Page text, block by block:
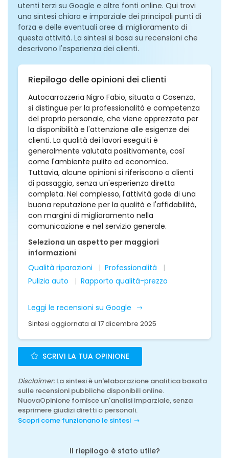
utenti terzi su Google e altre fonti online. Qui trovi
una sintesi chiara e imparziale dei principali punti di
forza e delle eventuali aree di miglioramento di
questa attività. La sintesi si basa su recensioni che
descrivono l'esperienza dei clienti.
Riepilogo delle opinioni dei clienti
Autocarrozzeria Nigro Fabio, situata a Cosenza,
si distingue per la professionalità e competenza
del proprio personale, che viene apprezzata per
la disponibilità e l'attenzione alle esigenze dei
clienti. La qualità dei lavori eseguiti è
generalmente valutata positivamente, così
come l'ambiente pulito ed economico.
Tuttavia, alcune opinioni si riferiscono a clienti
di passaggio, senza un'esperienza diretta
completa. Nel complesso, l'attività gode di una
buona reputazione per la qualità e l'affidabilità,
con margini di miglioramento nella
comunicazione e nel servizio generale.
Seleziona un aspetto per maggiori
informazioni
Qualità riparazioni
Professionalità
Pulizia auto
Rapporto qualità-prezzo
Leggi le recensioni su Google
Sintesi aggiornata al 17 dicembre 2025
SCRIVI LA TUA OPINIONE
Disclaimer:La sintesi è un'elaborazione analitica basata
sulle recensioni pubbliche disponibili online.
NuovaOpinione fornisce un'analisi imparziale, senza
esprimere giudizi diretti o personali.
Scopri come funzionano le sintesi
Il riepilogo è stato utile?